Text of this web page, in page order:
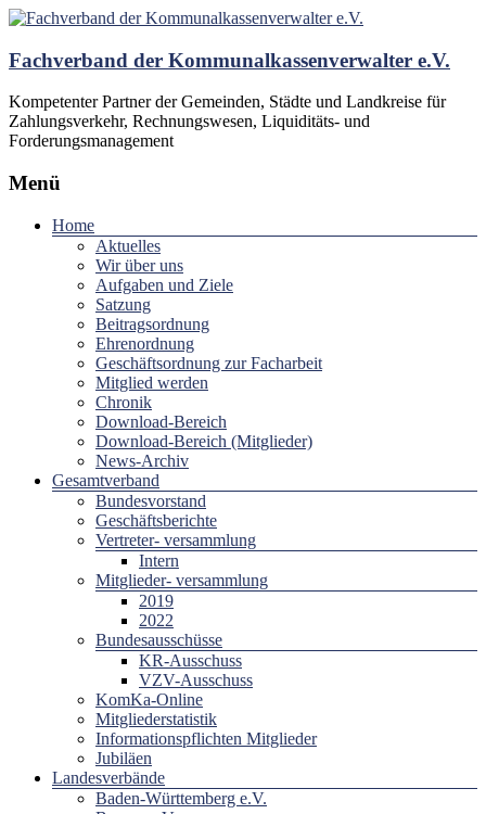
Fachverband der Kommunalkassenverwalter e.V.
Kompetenter Partner der Gemeinden, Städte und Landkreise für
Zahlungsverkehr, Rechnungswesen, Liquiditäts- und
Forderungsmanagement
Menü
Home
Aktuelles
Wir über uns
Aufgaben und Ziele
Satzung
Beitragsordnung
Ehrenordnung
Geschäftsordnung zur Facharbeit
Mitglied werden
Chronik
Download-Bereich
Download-Bereich (Mitglieder)
News-Archiv
Gesamtverband
Bundesvorstand
Geschäftsberichte
Vertreter- versammlung
Intern
Mitglieder- versammlung
2019
2022
Bundesausschüsse
KR-Ausschuss
VZV-Ausschuss
KomKa-Online
Mitgliederstatistik
Informationspflichten Mitglieder
Jubiläen
Landesverbände
Baden-Württemberg e.V.